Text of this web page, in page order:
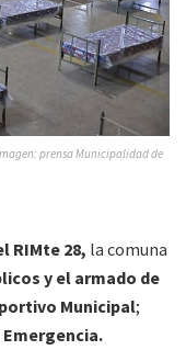
prensa Municipalidad de
RIMte 28, la comuna
y el armado de
Municipal;